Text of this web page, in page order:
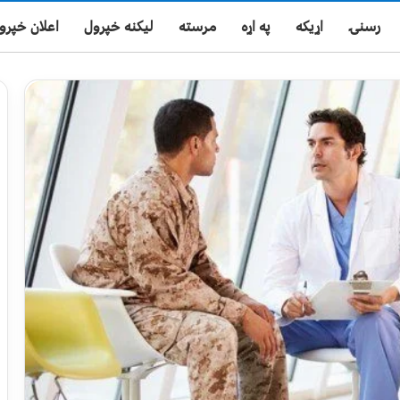
رسنۍ اړیکه په اړه مرسته لیکنه خپرول اعلان